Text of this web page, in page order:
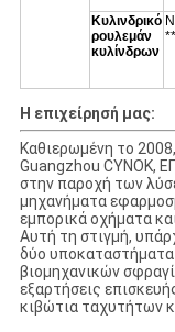
Κυλινδρικό
ρουλεμάν
κυλίνδρων
Η επιχείρησή μας:
Καθιερωμένη το
Guangzhou CYNOK,
στην παροχή των
μηχανήματα
εμπορικά οχήματα
Αυτή τη στιγμή,
δύο
βιομηχανικών
εξαρτήσεις
κιβώτια ταχυτήτων